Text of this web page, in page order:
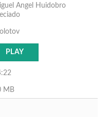
Angel Huidobro
PLAY
MB